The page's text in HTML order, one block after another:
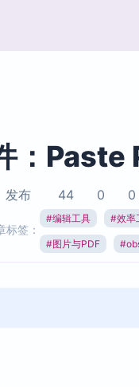
加速访问
市场
Zotero
：Paste
发布 44 0 0
标签：
#编辑工具 #效率
#图片与PDF #